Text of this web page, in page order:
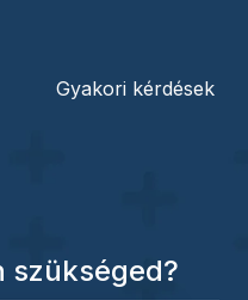
fordításokhoz
Gyakori kérdések
szükséged?